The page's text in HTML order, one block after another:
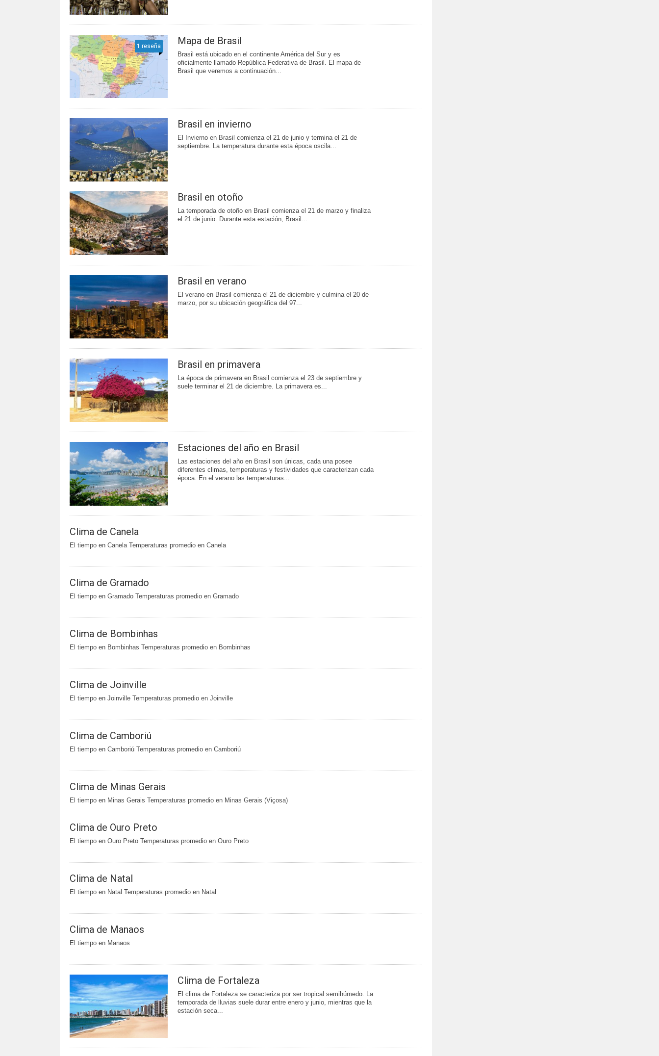
1 reseña Mapa de Brasil
Brasil está ubicado en el continente América del Sur y es
oficialmente llamado República Federativa de Brasil. El mapa de
Brasil que veremos a continuación...
Brasil en invierno
El Invierno en Brasil comienza el 21 de junio y termina el 21 de
septiembre. La temperatura durante esta época oscila...
Brasil en otoño
La temporada de otoño en Brasil comienza el 21 de marzo y finaliza
el 21 de junio. Durante esta estación, Brasil...
Brasil en verano
El verano en Brasil comienza el 21 de diciembre y culmina el 20 de
marzo, por su ubicación geográfica del 97...
Brasil en primavera
La época de primavera en Brasil comienza el 23 de septiembre y
suele terminar el 21 de diciembre. La primavera es...
Estaciones del año en Brasil
Las estaciones del año en Brasil son únicas, cada una posee
diferentes climas, temperaturas y festividades que caracterizan cada
época. En el verano las temperaturas...
Clima de Canela
El tiempo en Canela Temperaturas promedio en Canela
Clima de Gramado
El tiempo en Gramado Temperaturas promedio en Gramado
Clima de Bombinhas
El tiempo en Bombinhas Temperaturas promedio en Bombinhas
Clima de Joinville
El tiempo en Joinville Temperaturas promedio en Joinville
Clima de Camboriú
El tiempo en Camboriú Temperaturas promedio en Camboriú
Clima de Minas Gerais
El tiempo en Minas Gerais Temperaturas promedio en Minas Gerais (Viçosa)
Clima de Ouro Preto
El tiempo en Ouro Preto Temperaturas promedio en Ouro Preto
Clima de Natal
El tiempo en Natal Temperaturas promedio en Natal
Clima de Manaos
El tiempo en Manaos
Clima de Fortaleza
El clima de Fortaleza se caracteriza por ser tropical semihúmedo. La
temporada de lluvias suele durar entre enero y junio, mientras que la
estación seca...